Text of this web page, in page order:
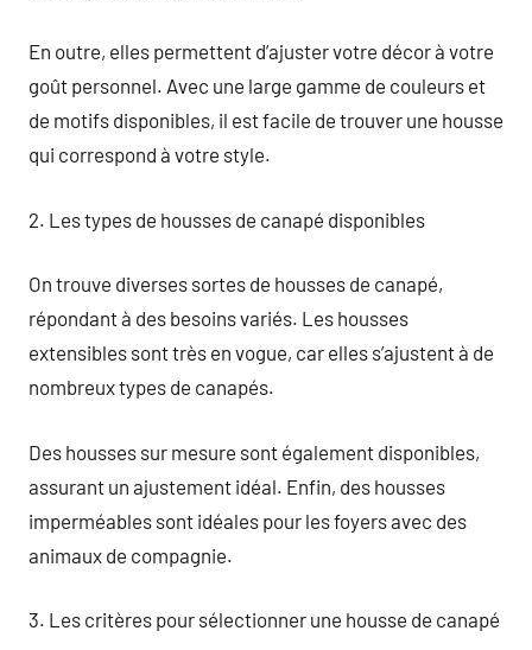
En outre, elles permettent d’ajuster votre décor à votre
goût personnel. Avec une large gamme de couleurs et
de motifs disponibles, il est facile de trouver une housse
qui correspond à votre style.
2. Les types de housses de canapé disponibles
On trouve diverses sortes de housses de canapé,
répondant à des besoins variés. Les housses
extensibles sont très en vogue, car elles s’ajustent à de
nombreux types de canapés.
Des housses sur mesure sont également disponibles,
assurant un ajustement idéal. Enfin, des housses
imperméables sont idéales pour les foyers avec des
animaux de compagnie.
3. Les critères pour sélectionner une housse de canapé